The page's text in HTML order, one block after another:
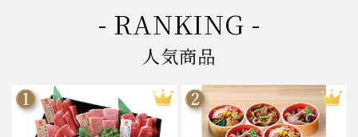
- RANKING -
人気商品